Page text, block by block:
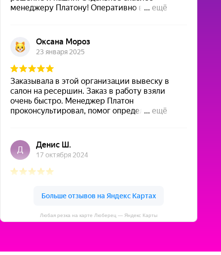
Любая резка на карте Люберец — Яндекс Карты